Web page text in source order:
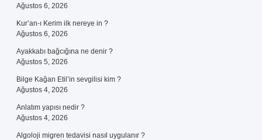
Ağustos 6, 2026
Kur’an-ı Kerim ilk nereye in ?
Ağustos 6, 2026
Ayakkabı bağcığına ne denir ?
Ağustos 5, 2026
Bilge Kağan Etil’in sevgilisi kim ?
Ağustos 4, 2026
Anlatım yapısı nedir ?
Ağustos 4, 2026
Algoloji migren tedavisi nasıl uygulanır ?